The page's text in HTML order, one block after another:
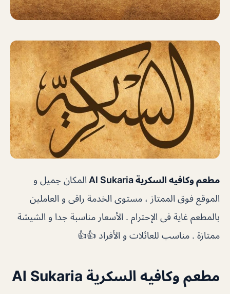
مطعم وكافيه السكرية Al Sukaria
المكان جميل و
الموقع فوق الممتاز ، مستوى الخدمة راقى و العاملين
بالمطعم غاية فى الإحترام . الأسعار مناسبة جدا و الشيشة
ممتازة . مناسب للعائلات و الأفراد 👍👍
مطعم وكافيه السكرية Al Sukaria